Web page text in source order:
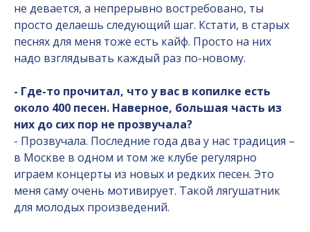
не девается, а непрерывно востребовано, ты
просто делаешь следующий шаг. Кстати, в старых
песнях для меня тоже есть кайф. Просто на них
надо взглядывать каждый раз по-новому.
- Где-то прочитал, что у вас в копилке есть
около 400 песен. Наверное, большая часть из
них до сих пор не прозвучала?
- Прозвучала. Последние года два у нас традиция –
в Москве в одном и том же клубе регулярно
играем концерты из новых и редких песен. Это
меня саму очень мотивирует. Такой лягушатник
для молодых произведений.